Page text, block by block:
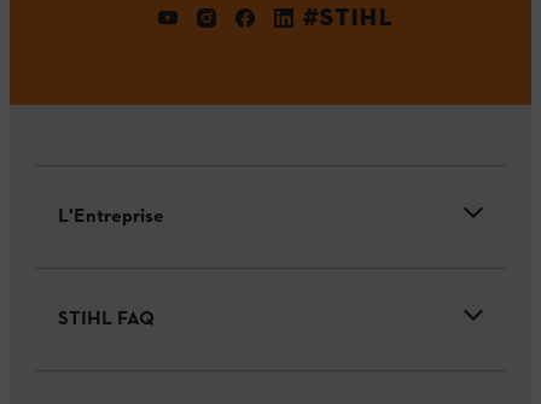
#STIHL
L'Entreprise
STIHL FAQ